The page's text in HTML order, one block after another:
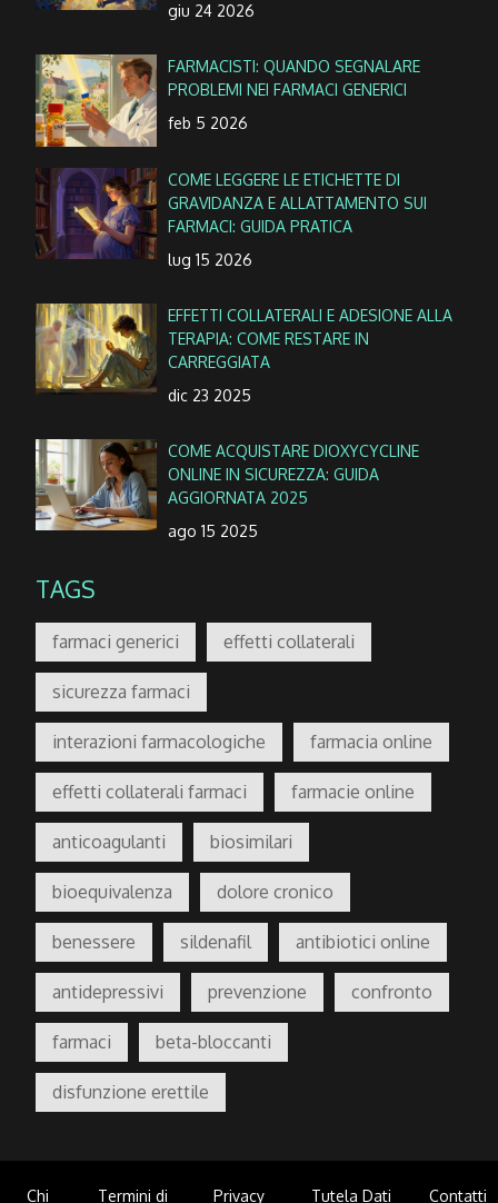
giu 24 2026
FARMACISTI: QUANDO SEGNALARE
PROBLEMI NEI FARMACI GENERICI
feb 5 2026
COME LEGGERE LE ETICHETTE DI
GRAVIDANZA E ALLATTAMENTO SUI
FARMACI: GUIDA PRATICA
lug 15 2026
EFFETTI COLLATERALI E ADESIONE ALLA
TERAPIA: COME RESTARE IN
CARREGGIATA
dic 23 2025
COME ACQUISTARE DIOXYCYCLINE
ONLINE IN SICUREZZA: GUIDA
AGGIORNATA 2025
ago 15 2025
TAGS
farmaci generici effetti collaterali
sicurezza farmaci
interazioni farmacologiche farmacia online
effetti collaterali farmaci farmacie online
anticoagulanti biosimilari
bioequivalenza dolore cronico
benessere sildenafil antibiotici online
antidepressivi prevenzione confronto
farmaci beta-bloccanti
disfunzione erettile
Chi Termini di Privacy Tutela Dati Contatti